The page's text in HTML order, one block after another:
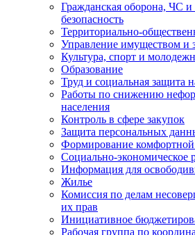
Гражданская оборона, ЧС и
безопасность
Территориально-
Управление имуществом и
Культура, спорт и
Образование
Труд и социальная защита
Работы по снижению
населения
Контроль в сфере закупок
Защита персональных
Формирование комфортной
Социально-экономическое
Информация для
Жилье
Комиссия по делам
их прав
Инициативное
Рабочая группа по